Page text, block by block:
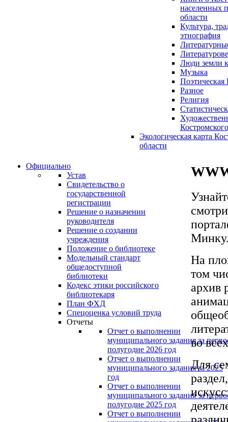
населенных
области
Культура,
этнография
Люди земли
Музыка
Поэтическая
Разное
Религия
Экологическая карта
области
Официально
Устав
Свидетельство о
государственной
регистрации
Решение о назначении
руководителя
Решение о создании
учреждения
Положение о библиотеке
Модельный стандарт
общедоступной
библиотеки
Кодекс этики российского
библиотекаря
План ФХД
Спецоценка условий труда
Отчеты
Отчет о выполнении
муниципального задания за
полугодие 2026 год
Отчет о выполнении
муниципального задания за 2025
год
Отчет о выполнении
муниципального задания за
полугодие 2025 год
Отчет о выполнении
На
том
архив
во
Для